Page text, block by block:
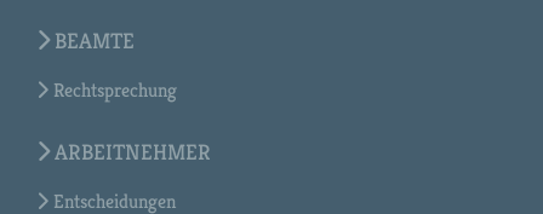
BEAMTE
Rechtsprechung
ARBEITNEHMER
Entscheidungen